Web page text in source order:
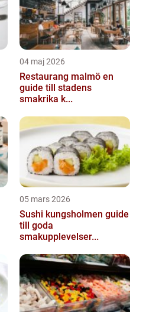
04 maj 2026
Restaurang malmö en
guide till stadens
smakrika k...
05 mars 2026
Sushi kungsholmen guide
till goda
smakupplevelser...